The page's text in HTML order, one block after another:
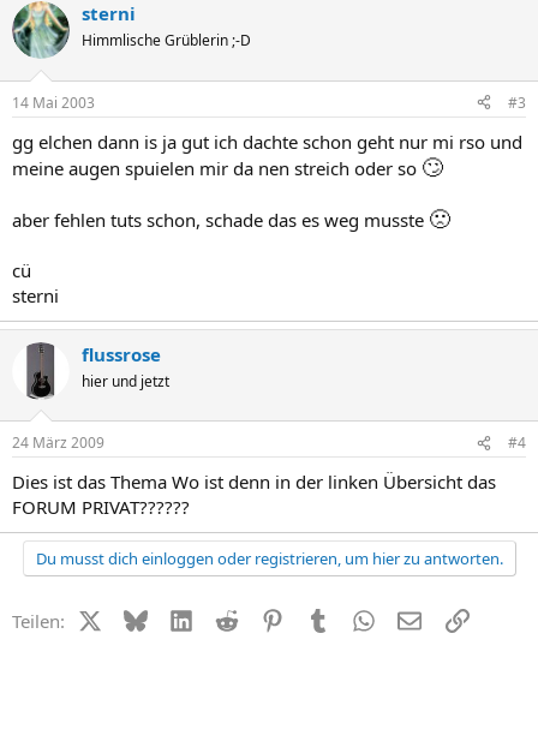
sterni
Himmlische Grüblerin ;-D
14 Mai 2003 #3
gg elchen dann is ja gut ich dachte schon geht nur mi rso und
meine augen spuielen mir da nen streich oder so 🙄
aber fehlen tuts schon, schade das es weg musste 🙁
cü
sterni
flussrose
hier und jetzt
24 März 2009 #4
Dies ist das Thema Wo ist denn in der linken Übersicht das
FORUM PRIVAT??????
Du musst dich einloggen oder registrieren, um hier zu antworten.
Teilen: X (Twitter)
BlueskyLinkedIn
Reddit PinterestTumblr WhatsApp
E-MailLink